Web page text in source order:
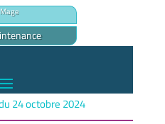
24 octobre 2024